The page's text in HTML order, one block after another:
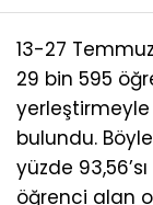
13-27
29 bin 595
bulundu.
yüzde
öğrenci alan